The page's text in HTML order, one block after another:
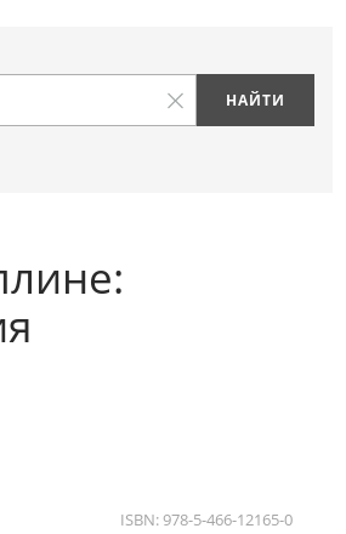
ISBN: 978-5-466-12165-0